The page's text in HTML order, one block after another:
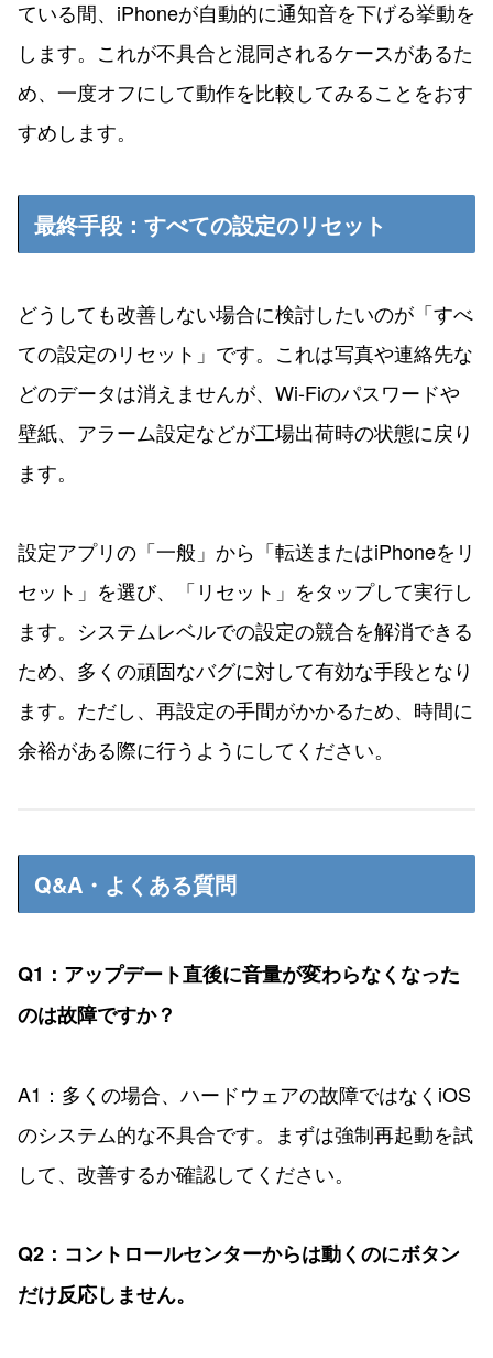
ている間、iPhoneが自動的に通知音を下げる挙動を
します。これが不具合と混同されるケースがあるた
め、一度オフにして動作を比較してみることをおす
すめします。
最終手段：すべての設定のリセット
どうしても改善しない場合に検討したいのが「すべ
ての設定のリセット」です。これは写真や連絡先な
どのデータは消えませんが、Wi-Fiのパスワードや
壁紙、アラーム設定などが工場出荷時の状態に戻り
ます。
設定アプリの「一般」から「転送またはiPhoneをリ
セット」を選び、「リセット」をタップして実行し
ます。システムレベルでの設定の競合を解消できる
ため、多くの頑固なバグに対して有効な手段となり
ます。ただし、再設定の手間がかかるため、時間に
余裕がある際に行うようにしてください。
Q&A・よくある質問
Q1：アップデート直後に音量が変わらなくなった
のは故障ですか？
A1：多くの場合、ハードウェアの故障ではなくiOS
のシステム的な不具合です。まずは強制再起動を試
して、改善するか確認してください。
Q2：コントロールセンターからは動くのにボタン
だけ反応しません。